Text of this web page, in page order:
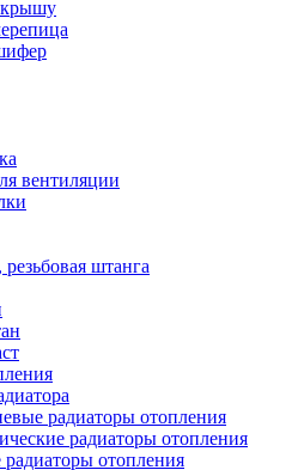
крышу
вентиляции
штанга
радиаторы отопления
радиаторы отопления
отопления